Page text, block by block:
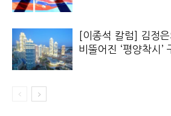
[이종석 칼럼] 김정은
비뚤어진 ‘평양착시’